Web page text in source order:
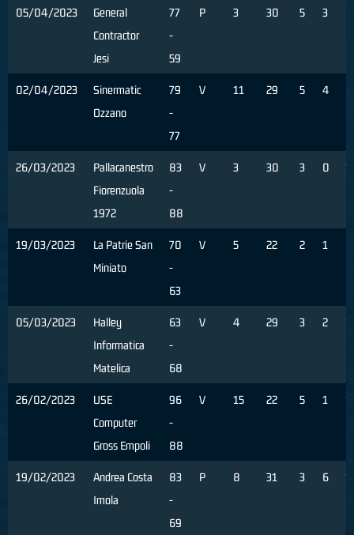
05/04/2023
General
Contractor
Jesi
77
-
59
P 3 30 5 3
02/04/2023
Sinermatic
Ozzano
79
-
77
V 11 29 5 4
26/03/2023
Pallacanestro
Fiorenzuola
1972
83
-
88
V 3 30 3 0 1
19/03/2023
La Patrie San
Miniato
70
-
63
V 5 22 2 1
05/03/2023
Halley
Informatica
Matelica
63
-
68
V 4 29 3 2 1
26/02/2023
USE
Computer
Gross Empoli
96
-
88
V 15 22 5 1 1
19/02/2023
Andrea Costa
Imola
83
-
69
P 8 31 3 6 1